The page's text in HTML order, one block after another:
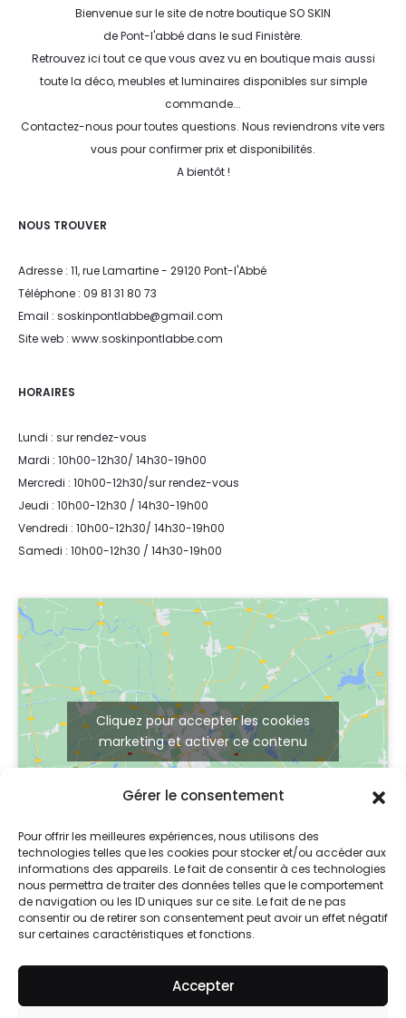
Gérer le consentement
Pour offrir les meilleures expériences, nous utilisons des
technologies telles que les cookies pour stocker et/ou accéder aux
informations des appareils. Le fait de consentir à ces technologies
nous permettra de traiter des données telles que le comportement
de navigation ou les ID uniques sur ce site. Le fait de ne pas
consentir ou de retirer son consentement peut avoir un effet négatif
sur certaines caractéristiques et fonctions.
Accepter
Bienvenue sur le site de notre boutique SO SKIN
de Pont-l'abbé dans le sud Finistère.
Retrouvez ici tout ce que vous avez vu en boutique mais aussi
toute la déco, meubles et luminaires disponibles sur simple
commande...
Contactez-nous pour toutes questions. Nous reviendrons vite vers
vous pour confirmer prix et disponibilités.
A bientôt !
NOUS TROUVER
Adresse : 11, rue Lamartine - 29120 Pont-l'Abbé
Téléphone : 09 81 31 80 73
Email : soskinpontlabbe@gmail.com
Site web : www.soskinpontlabbe.com
HORAIRES
Lundi : sur rendez-vous
Mardi : 10h00-12h30/ 14h30-19h00
Mercredi : 10h00-12h30/sur rendez-vous
Jeudi : 10h00-12h30 / 14h30-19h00
Vendredi : 10h00-12h30/ 14h30-19h00
Samedi : 10h00-12h30 / 14h30-19h00
Cliquez pour accepter les cookies
marketing et activer ce contenu
Mentions légales